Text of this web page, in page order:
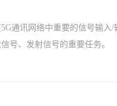
通讯网络中重要的信号输入/
号、发射信号的重要任务。